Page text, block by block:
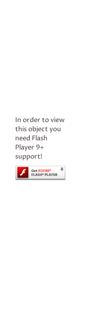
In order to view
this object you
need Flash
Player 9+
support!